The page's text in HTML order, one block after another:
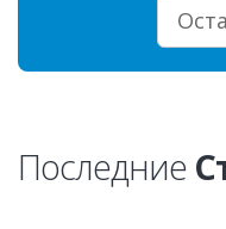
Последние